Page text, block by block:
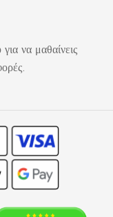
να μαθαίνεις